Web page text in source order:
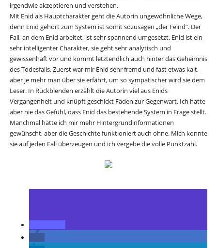
irgendwie akzeptieren und verstehen.
Mit Enid als Hauptcharakter geht die Autorin ungewöhnliche Wege,
denn Enid gehört zum System ist somit sozusagen „der Feind“. Der
Fall, an dem Enid arbeitet, ist sehr spannend umgesetzt. Enid ist ein
sehr intelligenter Charakter, sie geht sehr analytisch und
gewissenhaft vor und kommt letztendlich auch hinter das Geheimnis
des Todesfalls. Zuerst war mir Enid sehr fremd und fast etwas kalt,
aber je mehr man über sie erfährt, um so sympatischer wird sie dem
Leser. In Rückblenden erzählt die Autorin viel aus Enids
Vergangenheit und knüpft geschickt Fäden zur Gegenwart. Ich hatte
aber nie das Gefühl, dass Enid das bestehende System in Frage stellt.
Manchmal hätte ich mir mehr Hintergrundinformationen
gewünscht, aber die Geschichte funktioniert auch ohne. Mich konnte
sie auf jeden Fall überzeugen und ich vergebe die volle Punktzahl.